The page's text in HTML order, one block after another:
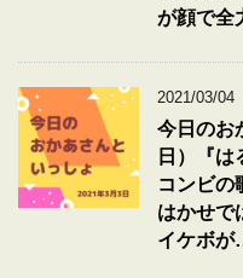
が顔で全
2021/03/04
今日のお
日）『
コンビの
はかせで
イケボが